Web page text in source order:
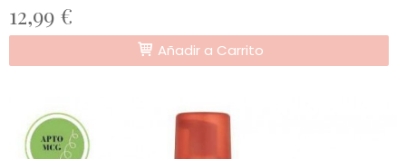
12,99 €
Añadir a Carrito